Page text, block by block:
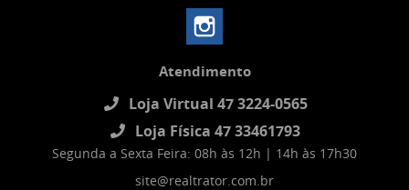
Atendimento
Loja Virtual 47 3224-0565
Loja Física 47 33461793
Segunda a Sexta Feira: 08h às 12h | 14h às 17h30
site@realtrator.com.br